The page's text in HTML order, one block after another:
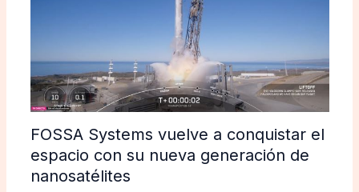
FOSSA Systems vuelve a conquistar el
espacio con su nueva generación de
nanosatélites